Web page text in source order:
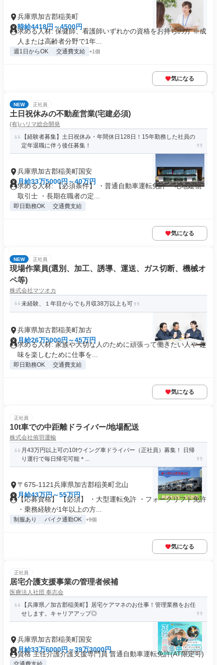
兵庫県加古郡稲美町
時給4418円～4500円
求める人材: 保健師、看護師いずれかの資格をお持ちの方 ※成
人または高齢者分野で1年...
週1日からOK 交通費支給 +1個
気になる
NEW 正社員
土日祝休みの不動産営業(宅建必須)
(有)ハリマ総合開発
【経験者募集】土日祝休み・年間休日128日！15年勤務した社員の
定年退職に伴う後任募集！
兵庫県加古郡稲美町国安
月給33万5000円～40万円
求める人材: 【必須条件】 ・普通自動車運転免許 ・宅地建物
取引士 ・長期在職者の定...
即日勤務OK 交通費支給
気になる
NEW 正社員
現場作業員(選別、加工、誘導、運送、ガス切断、機械オ
ペ等)
株式会社マツオカ
未経験、１年目からでも月収38万以上も可
兵庫県加古郡稲美町加古
月給26万5000円～45万円
求める人材: 家族や大切な人のために頑張って働きたい人や 趣
味を楽しむために仕事を...
即日勤務OK 交通費支給
気になる
正社員
10t車での中距離ドライバー/地場配送
株式会社侑羽運輸
月43万円以上可の10tウイング車ドライバー（正社員）募集！ 日帰
り運行で毎日帰宅可能＊...
〒675-1121兵庫県加古郡稲美町北山
月給43万円～55万円
【応募資格】 【必須】 ・大型運転免許 ・フォークリフト免許
・乗務経験が1年以上の方...
制服あり バイク通勤OK +9個
気になる
正社員
居宅介護支援事業の管理者候補
医療法人社団 奉志会
【兵庫県／加古郡稲美町】居宅ケアマネのお仕事！管理業務をお任
せします。キャリアアップ◎
兵庫県加古郡稲美町国安
月給33万6000円～39万3000円
資格 主任介護介護支援専門員 普通自動車運転免許(AT限定可)